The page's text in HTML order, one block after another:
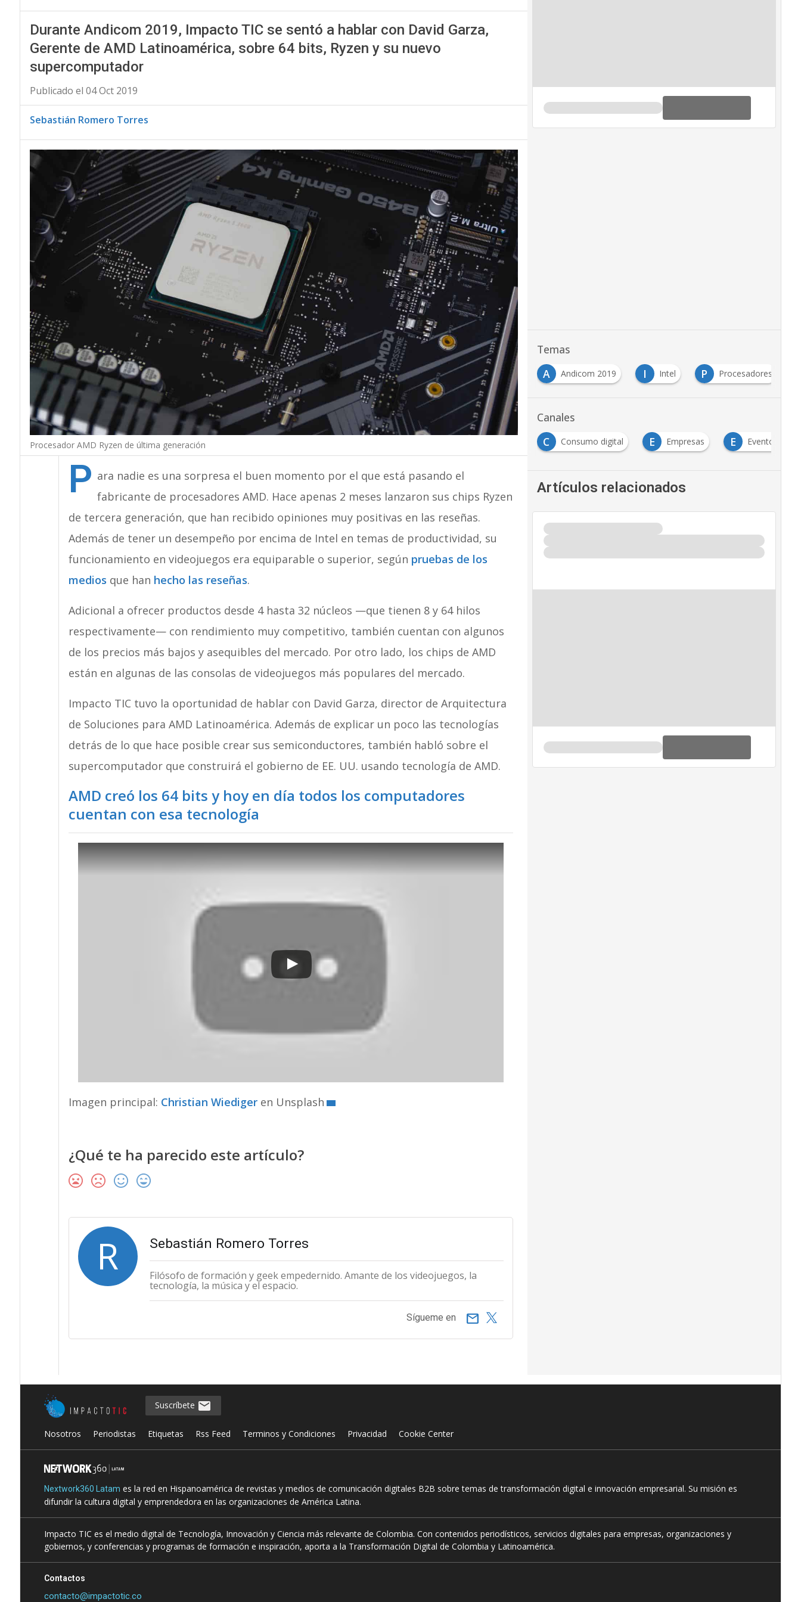
Durante Andicom 2019, Impacto TIC se sentó a hablar con David Garza,
Gerente de AMD Latinoamérica, sobre 64 bits, Ryzen y su nuevo
supercomputador
Publicado el 04 Oct 2019
Sebastián Romero Torres
Procesador AMD Ryzen de última generación
P ara nadie es una sorpresa el buen momento por el que está pasando el
fabricante de procesadores AMD. Hace apenas 2 meses lanzaron sus chips Ryzen
de tercera generación, que han recibido opiniones muy positivas en las reseñas.
Además de tener un desempeño por encima de Intel en temas de productividad, su
funcionamiento en videojuegos era equiparable o superior, según pruebas de los
medios que han hecho las reseñas.
Adicional a ofrecer productos desde 4 hasta 32 núcleos —que tienen 8 y 64 hilos
respectivamente— con rendimiento muy competitivo, también cuentan con algunos
de los precios más bajos y asequibles del mercado. Por otro lado, los chips de AMD
están en algunas de las consolas de videojuegos más populares del mercado.
Impacto TIC tuvo la oportunidad de hablar con David Garza, director de Arquitectura
de Soluciones para AMD Latinoamérica. Además de explicar un poco las tecnologías
detrás de lo que hace posible crear sus semiconductores, también habló sobre el
supercomputador que construirá el gobierno de EE. UU. usando tecnología de AMD.
AMD creó los 64 bits y hoy en día todos los computadores
cuentan con esa tecnología
Imagen principal: Christian Wiedigeren Unsplash
¿Qué te ha parecido este artículo?
R Sebastián Romero Torres
Filósofo de formación y geek empedernido. Amante de los videojuegos, la
tecnología, la música y el espacio.
email
Sígueme en
Temas
A
AMD A Andicom 2019 I Intel P Procesadores
Canales
C Consumo digital E Empresas E Eventos TIC
Artículos relacionados
Suscríbete
Nosotros Periodistas Etiquetas Rss Feed Terminos y Condiciones Privacidad Cookie Center
Nextwork360 Latam es la red en Hispanoamérica de revistas y medios de comunicación digitales B2B sobre temas de transformación digital e innovación empresarial. Su misión es
difundir la cultura digital y emprendedora en las organizaciones de América Latina.
Impacto TIC es el medio digital de Tecnología, Innovación y Ciencia más relevante de Colombia. Con contenidos periodísticos, servicios digitales para empresas, organizaciones y
gobiernos, y conferencias y programas de formación e inspiración, aporta a la Transformación Digital de Colombia y Latinoamérica.
Contactos
contacto@impactotic.co